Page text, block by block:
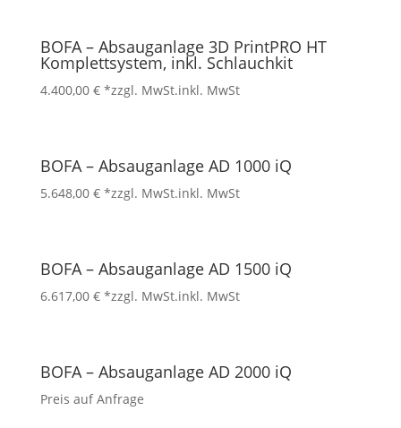
BOFA – Absauganlage 3D PrintPRO HT
Komplettsystem, inkl. Schlauchkit
4.400,00 € *zzgl. MwSt.inkl. MwSt
BOFA – Absauganlage AD 1000 iQ
5.648,00 € *zzgl. MwSt.inkl. MwSt
BOFA – Absauganlage AD 1500 iQ
6.617,00 € *zzgl. MwSt.inkl. MwSt
BOFA – Absauganlage AD 2000 iQ
Preis auf Anfrage